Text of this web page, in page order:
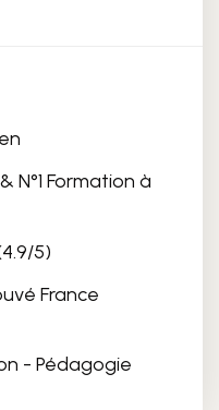
N°1 Formation à
5)
France
- Pédagogie